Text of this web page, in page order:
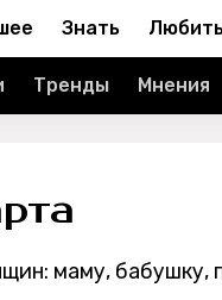
Знать Любить
Тренды Мнения
маму, бабушку,